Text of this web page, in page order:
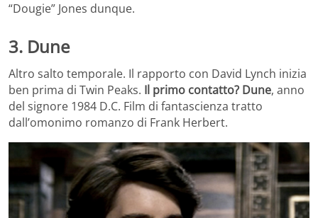
“Dougie” Jones dunque.
3. Dune
Altro salto temporale. Il rapporto con David Lynch inizia
ben prima di Twin Peaks. Il primo contatto? Dune, anno
del signore 1984 D.C. Film di fantascienza tratto
dall’omonimo romanzo di Frank Herbert.